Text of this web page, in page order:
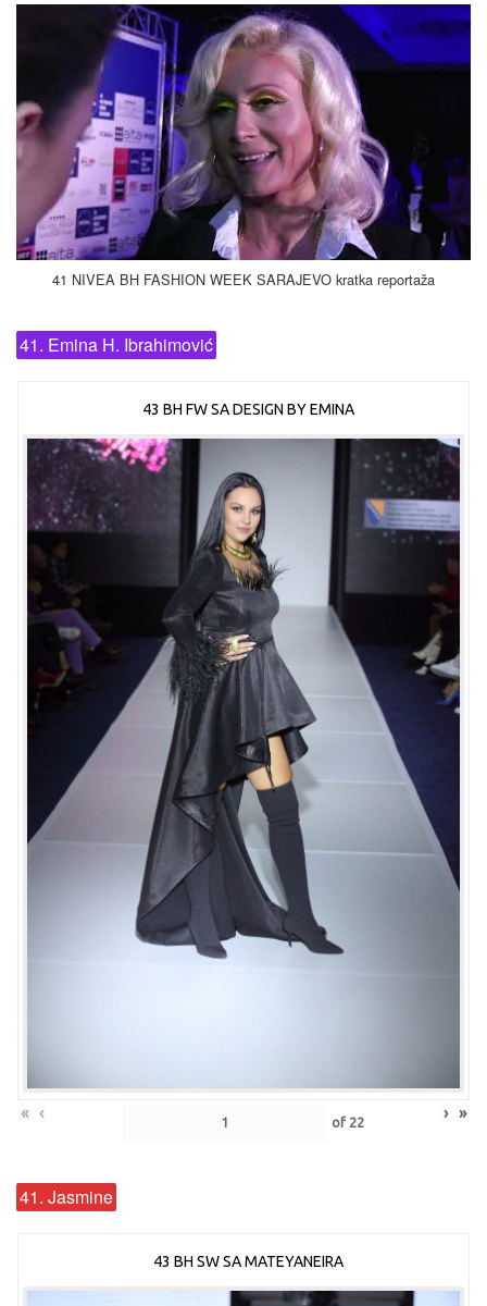
41 NIVEA BH FASHION WEEK SARAJEVO kratka reportaža
41. Emina H. Ibrahimović
43 BH FW SA DESIGN BY EMINA
« ‹ of 22 › »
41. Jasmine
43 BH SW SA MATEYANEIRA